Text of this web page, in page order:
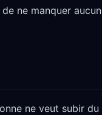
ne manquer aucun
ne veut subir du